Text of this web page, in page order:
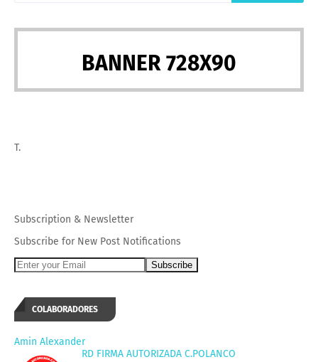
BANNER 728X90
T.
Subscription & Newsletter
Subscribe for New Post Notifications
COLABORADORES
Amin Alexander
RD FIRMA AUTORIZADA C.POLANCO